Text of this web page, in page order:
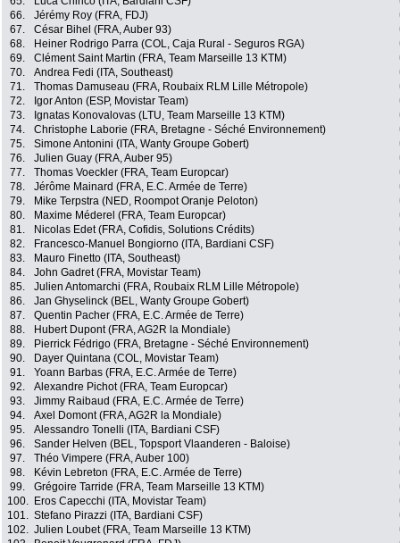
66.
Jérémy Roy (FRA, FDJ)
67.
César Bihel (FRA, Auber 93)
68.
Heiner Rodrigo Parra (COL, Caja Rural - Seguros RGA)
69.
Clément Saint Martin (FRA, Team Marseille 13 KTM)
70.
Andrea Fedi (ITA, Southeast)
71.
Thomas Damuseau (FRA, Roubaix RLM Lille Métropole)
72.
Igor Anton (ESP, Movistar Team)
73.
Ignatas Konovalovas (LTU, Team Marseille 13 KTM)
74.
Christophe Laborie (FRA, Bretagne - Séché Environnement)
75.
Simone Antonini (ITA, Wanty Groupe Gobert)
76.
Julien Guay (FRA, Auber 95)
77.
Thomas Voeckler (FRA, Team Europcar)
78.
Jérôme Mainard (FRA, E.C. Armée de Terre)
79.
Mike Terpstra (NED, Roompot Oranje Peloton)
80.
Maxime Méderel (FRA, Team Europcar)
81.
Nicolas Edet (FRA, Cofidis, Solutions Crédits)
82.
Francesco-Manuel Bongiorno (ITA, Bardiani CSF)
83.
Mauro Finetto (ITA, Southeast)
84.
John Gadret (FRA, Movistar Team)
85.
Julien Antomarchi (FRA, Roubaix RLM Lille Métropole)
86.
Jan Ghyselinck (BEL, Wanty Groupe Gobert)
87.
Quentin Pacher (FRA, E.C. Armée de Terre)
88.
Hubert Dupont (FRA, AG2R la Mondiale)
89.
Pierrick Fédrigo (FRA, Bretagne - Séché Environnement)
90.
Dayer Quintana (COL, Movistar Team)
91.
Yoann Barbas (FRA, E.C. Armée de Terre)
92.
Alexandre Pichot (FRA, Team Europcar)
93.
Jimmy Raibaud (FRA, E.C. Armée de Terre)
94.
Axel Domont (FRA, AG2R la Mondiale)
95.
Alessandro Tonelli (ITA, Bardiani CSF)
96.
Sander Helven (BEL, Topsport Vlaanderen - Baloise)
97.
Théo Vimpere (FRA, Auber 100)
98.
Kévin Lebreton (FRA, E.C. Armée de Terre)
99.
Grégoire Tarride (FRA, Team Marseille 13 KTM)
100.
Eros Capecchi (ITA, Movistar Team)
101. Stefano Pirazzi (ITA, Bardiani CSF)
102. Julien Loubet (FRA, Team Marseille 13 KTM)